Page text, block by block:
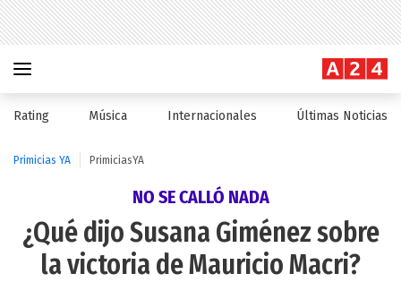
Rating Música Internacionales Últimas Noticias
Primicias YA PrimiciasYA
NO SE CALLÓ NADA
¿Qué dijo Susana Giménez sobre
la victoria de Mauricio Macri?